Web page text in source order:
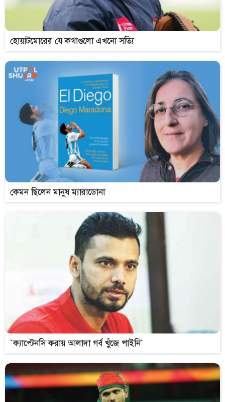
হোয়াটমোরের যে কথাগুলো এখনো সত্যি
কেমন ছিলেন মানুষ ম্যারাডোনা
`ক্যাপ্টেনসি করায় আলাদা গর্ব খুঁজে পাইনি`